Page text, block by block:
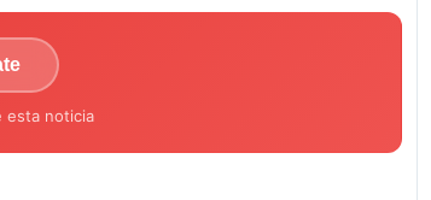
esta noticia